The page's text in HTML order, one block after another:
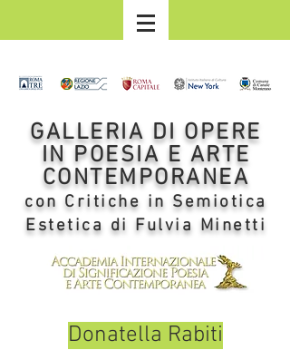
GALLERIA DI OPERE
IN POESIA E ARTE
CONTEMPORANEA
con Critiche in Semiotica
Estetica di Fulvia Minetti
Donatella Rabiti